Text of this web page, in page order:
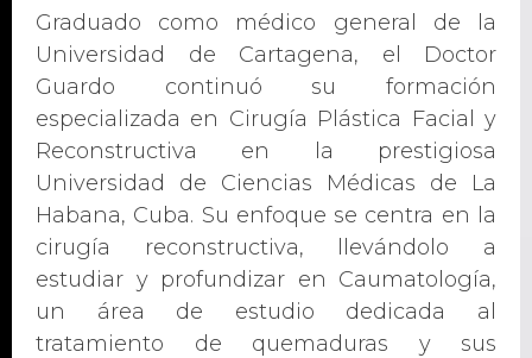
Graduado como médico general de la
Universidad de Cartagena, el Doctor
Guardo continuó su formación
especializada en Cirugía Plástica Facial y
Reconstructiva en la prestigiosa
Universidad de Ciencias Médicas de La
Habana, Cuba. Su enfoque se centra en la
cirugía reconstructiva, llevándolo a
estudiar y profundizar en Caumatología,
un área de estudio dedicada al
tratamiento de quemaduras y sus